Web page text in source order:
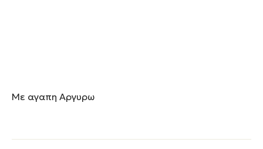
Με αγαπη Αργυρω